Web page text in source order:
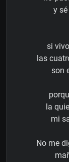
y
si
las
son
la
mi
No me